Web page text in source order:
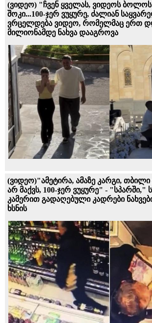
(ვიდეო) "ჩვენ ყველას, ვიდეოს
შოკი...100-ჯერ ვუყურე, ძალიან
ვრცელდება ვიდეო, რომელმაც ერთ
მილიონამდე ნახვა დააგროვა
(ვიდეო)"ამეტირა, ამაზე კარგი, თბილი
არ მაქვს, 100-ჯერ ვუყურე" -
კამერით გადაღებული კადრები
ხსნის